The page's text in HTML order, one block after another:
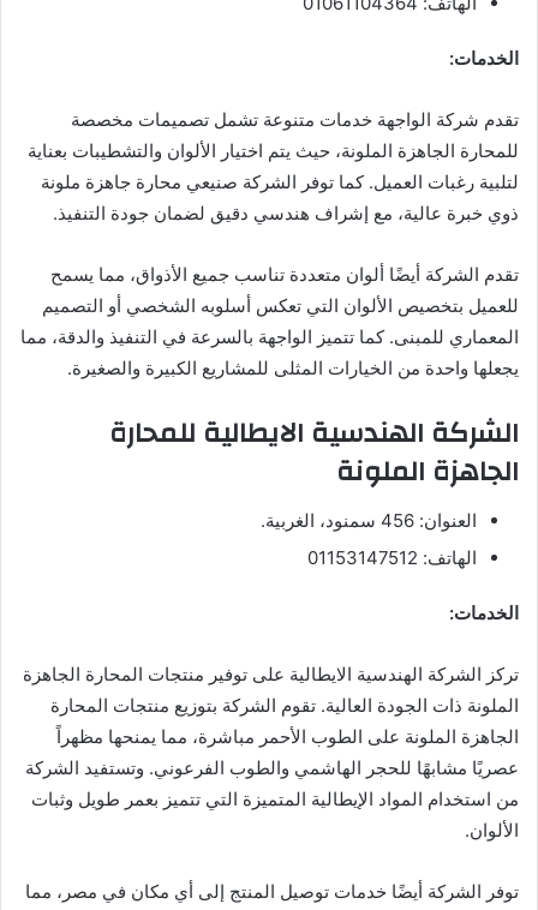
الخدمات:
تقدم شركة الواجهة خدمات متنوعة تشمل تصميمات مخصصة
للمحارة الجاهزة الملونة، حيث يتم اختيار الألوان والتشطيبات بعناية
لتلبية رغبات العميل. كما توفر الشركة صنيعي محارة جاهزة ملونة
ذوي خبرة عالية، مع إشراف هندسي دقيق لضمان جودة التنفيذ.
تقدم الشركة أيضًا ألوان متعددة تناسب جميع الأذواق، مما يسمح
للعميل بتخصيص الألوان التي تعكس أسلوبه الشخصي أو التصميم
المعماري للمبنى. كما تتميز الواجهة بالسرعة في التنفيذ والدقة، مما
يجعلها واحدة من الخيارات المثلى للمشاريع الكبيرة والصغيرة.
الشركة الهندسية الايطالية للمحارة
الجاهزة الملونة
العنوان: 456 سمنود، الغربية.
الهاتف: 01153147512
الخدمات:
تركز الشركة الهندسية الايطالية على توفير منتجات المحارة الجاهزة
الملونة ذات الجودة العالية. تقوم الشركة بتوزيع منتجات المحارة
الجاهزة الملونة على الطوب الأحمر مباشرة، مما يمنحها مظهراً
عصريًا مشابهًا للحجر الهاشمي والطوب الفرعوني. وتستفيد الشركة
من استخدام المواد الإيطالية المتميزة التي تتميز بعمر طويل وثبات
الألوان.
توفر الشركة أيضًا خدمات توصيل المنتج إلى أي مكان في مصر، مما